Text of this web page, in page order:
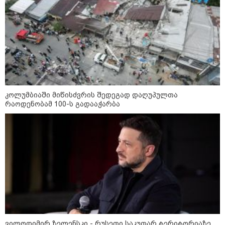
"რაც უფრო მემატება ასაკი, მით
უფრო მოკლდება ჩემი კაბების
სიგრძე"
"მათ უნდა დაამტკიცონ, რომ ჩემი
შვილი ნია იმნაძეს ავიწროებდა,
მე კი დავამტკიცებ, რომ ჩემს
შვილს ცილს სწამებენ..." - ეკა
კუპატაძის ემოციური ინტერვიუ
"იმედი ჰქონდათ, რომ სეუტას
სასაზღვრო კრიზისის ირგვლივ
მომხდარი სკანდალი დროთა
განმავლობაში
განეიტრალდებოდა, მაგრამ საქმე
უფრო უარესად არის" - რა წერს
The Daily Telegraph
"გაჩერდა წითელი "იკარუსი"“და
ყარყარაშვილის ბრძანებით
ტყვეები ციხიდან გამოიყვანეს" -
ჟურნალისტ თამრიკო
მოლაშვილის თვალით დანახული
კოლუმბიაში მიწისძვრის შედეგად დაღუპულთა
რაოდენობამ 100-ს გადააჭარბა